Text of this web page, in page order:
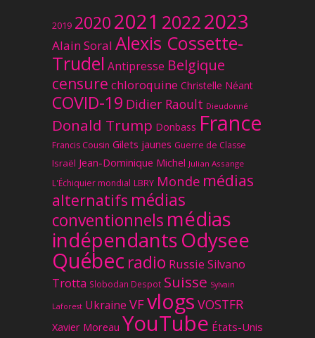
2019 20202021 20222023
Alain Soral Alexis Cossette-
Trudel Antipresse Belgique
censure chloroquine Christelle Néant
COVID-19 Didier Raoult Dieudonné
Donald Trump Donbass France
Francis Cousin Gilets jaunes Guerre de Classe
Israël Jean-Dominique Michel Julian Assange
L'Échiquier mondial LBRY Monde médias
alternatifs médias
conventionnels médias
indépendantsOdysee
Québec radio Russie Silvano
Trotta Slobodan Despot Suisse Sylvain
Laforest Ukraine VFvlogs VOSTFR
Xavier Moreau YouTube États-Unis